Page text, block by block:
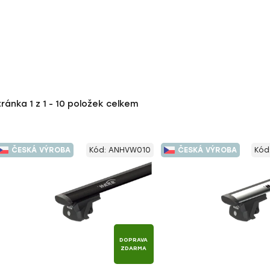
1 z 1 - 10 položek celkem
ČESKÁ VÝROBA
DOPRAVA
ZDARMA
Kód: ANHVW010 ČESKÁ VÝROBA Kód: